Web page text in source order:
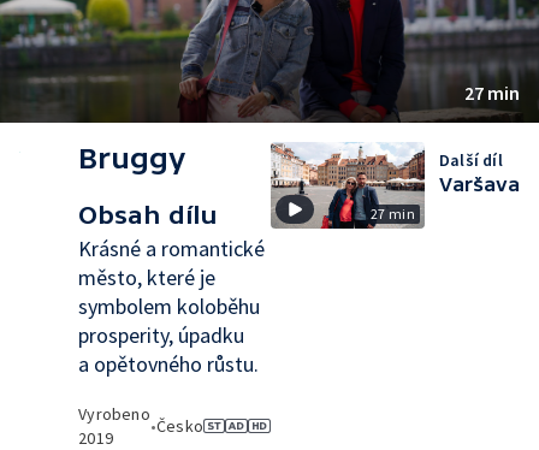
27 min
Bruggy
Obsah dílu
Krásné a romantické
město, které je
symbolem koloběhu
prosperity, úpadku
a opětovného růstu.
Vyrobeno
2019
•Česko
27 min
Další díl
Varšava